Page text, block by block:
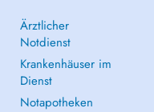
Ärztlicher
Notdienst
Krankenhäuser im
Dienst
Notapotheken